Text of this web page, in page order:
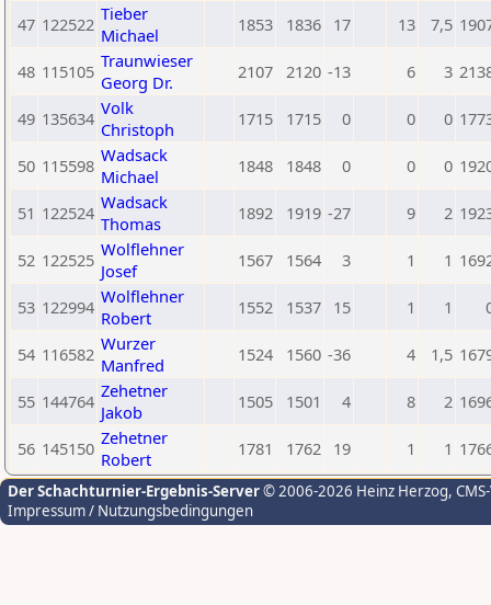
47 122522 Tieber
Michael
1853 1836 17 13 7,5
48 115105 Traunwieser
Georg Dr.
2107 2120 -13 6 3
49 135634 Volk
Christoph
1715 1715 0 0 0
50 115598 Wadsack
Michael
1848 1848 0 0 0
51 122524 Wadsack
Thomas
1892 1919 -27 9 2
52 122525 Wolflehner
Josef
1567 1564 3 1 1
53 122994 Wolflehner
Robert
1552 1537 15 1 1
54 116582 Wurzer
Manfred
1524 1560 -36 4 1,5
55 144764 Zehetner
Jakob
1505 1501 4 8 2
56 145150 Zehetner
Robert
1781 1762 19 1 1
Der Schachturnier-Ergebnis-Server© 2006-2026 Heinz Herzog,
Impressum / Nutzungsbedingungen